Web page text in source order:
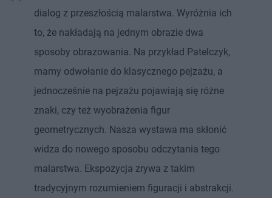
dialog z przeszłością malarstwa. Wyróżnia ich
to, że nakładają na jednym obrazie dwa
sposoby obrazowania. Na przykład Patelczyk,
mamy odwołanie do klasycznego pejzażu, a
jednocześnie na pejzażu pojawiają się różne
znaki, czy też wyobrażenia figur
geometrycznych. Nasza wystawa ma skłonić
widza do nowego sposobu odczytania tego
malarstwa. Ekspozycja zrywa z takim
tradycyjnym rozumieniem figuracji i abstrakcji.